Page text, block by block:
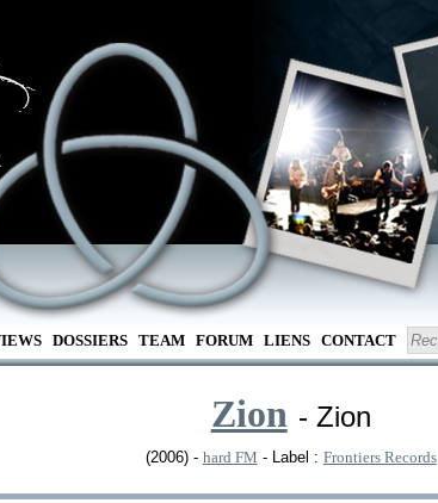
DOSSIERS TEAM FORUM LIENS CONTACT
Zion - Zion
(2006) - hard FM - Label : Frontiers Records